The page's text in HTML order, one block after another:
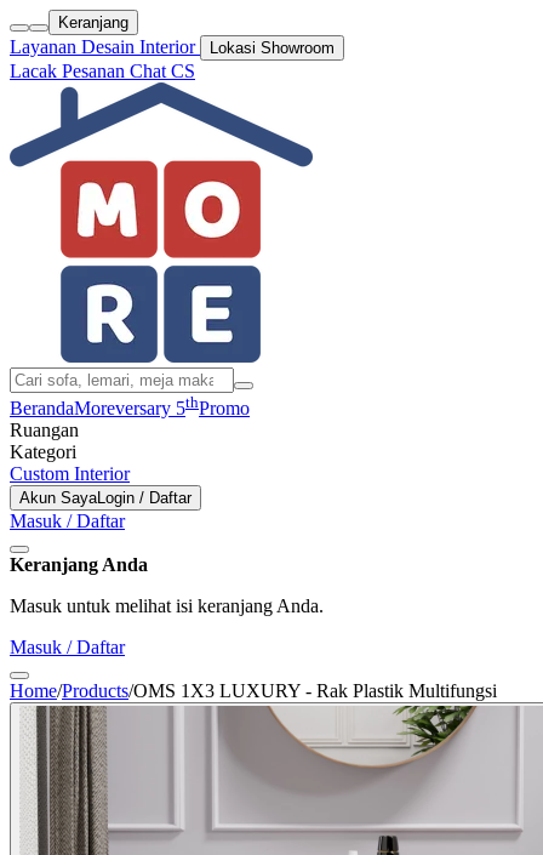
Keranjang
Layanan Desain Interior Lokasi Showroom
Lacak Pesanan Chat CS
BerandaMoreversary 5thPromo
Ruangan
Kategori
Custom Interior
Akun SayaLogin / Daftar
Masuk / Daftar
Keranjang Anda
Masuk untuk melihat isi keranjang Anda.
Masuk / Daftar
Home/Products/OMS 1X3 LUXURY - Rak Plastik Multifungsi